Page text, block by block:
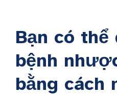
Bạn có
bệnh
bằng cách